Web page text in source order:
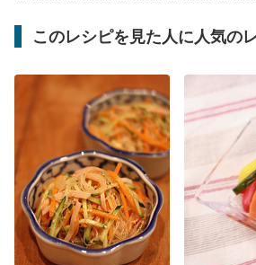
このレシピを見た人に人気の